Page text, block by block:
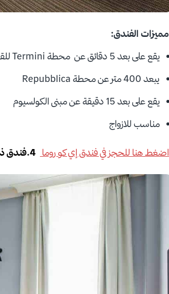
مميزات الفندق:
يقع على بعد 5 دقائق عن محطة Termini للقطارات
يبعد 400 متر عن محطة Repubblica
يقع على بعد 15 دقيقة عن مبنى الكولسيوم
مناسب للازواج
اضغط هنا للحجز في فندق إي كو روما 4.فندق ذا فيفتين كييز